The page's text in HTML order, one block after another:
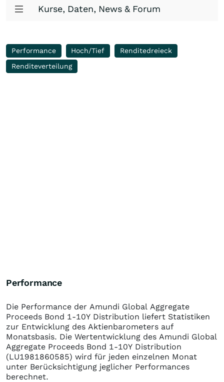
Kurse, Daten, News & Forum
Performance Hoch/Tief
Renditedreieck
Renditeverteilung
Performance
Die Performance der Amundi Global Aggregate
Proceeds Bond 1-10Y Distribution liefert Statistiken
zur Entwicklung des Aktienbarometers auf
Monatsbasis. Die Wertentwicklung des Amundi Global
Aggregate Proceeds Bond 1-10Y Distribution
(LU1981860585) wird für jeden einzelnen Monat
unter Berücksichtigung jeglicher Performances
berechnet.